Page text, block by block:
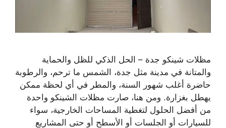
مظلات شينكو جدة – الحل الذكي للظل والحماية
والمتانة في مدينة مثل جدة، الشمس ما ترحم، والرطوبة
حاضرة أغلب شهور السنة، والمطر في أي لحظة ممكن
يهطل بغزارة. ومن هنا، صارت مظلات الشينكو واحدة
من أفضل الحلول لتغطية المساحات الخارجية، سواء
للسيارات أو الجلسات أو الأسطح أو حتى المشاريع